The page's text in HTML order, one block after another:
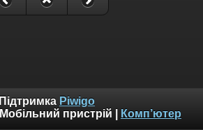
Підтримка Piwigo
Мобільний пристрій Комп’ютер